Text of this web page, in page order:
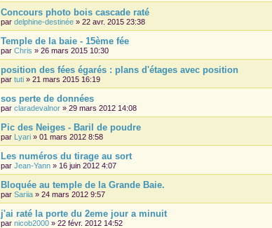
Concours photo bois cascade raté
par delphine-destinée » 22 avr. 2015 23:38
Temple de la baie - 15ème fée
par Chris » 26 mars 2015 10:30
position des fées égarés : plans d'étages avec position
par tuti » 21 mars 2015 16:19
sos perte de données
par claradevalnor » 29 mars 2012 14:08
Pic des Neiges - Baril de poudre
par Lyari » 01 mars 2012 8:58
Les numéros du tirage au sort
par Jean-Yann » 16 juin 2012 4:07
Bloquée au temple de la Grande Baie.
par Sariia » 24 mars 2012 9:57
j'ai raté la porte du 2eme jour a minuit
par nicob2000 » 22 févr. 2012 14:52